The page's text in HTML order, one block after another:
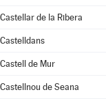
Castellar de la Ribera
Castelldans
Castell de Mur
Castellnou de Seana